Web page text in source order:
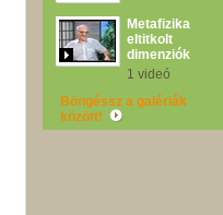
Metafizika
eltitkolt
dimenziók
1 videó
Böngéssz a galériák
között!